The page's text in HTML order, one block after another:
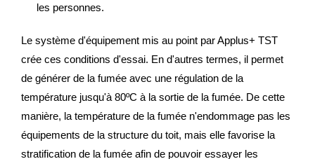
les personnes.
Le système d'équipement mis au point par Applus+ TST
crée ces conditions d'essai. En d'autres termes, il permet
de générer de la fumée avec une régulation de la
température jusqu'à 80ºC à la sortie de la fumée. De cette
manière, la température de la fumée n'endommage pas les
équipements de la structure du toit, mais elle favorise la
stratification de la fumée afin de pouvoir essayer les